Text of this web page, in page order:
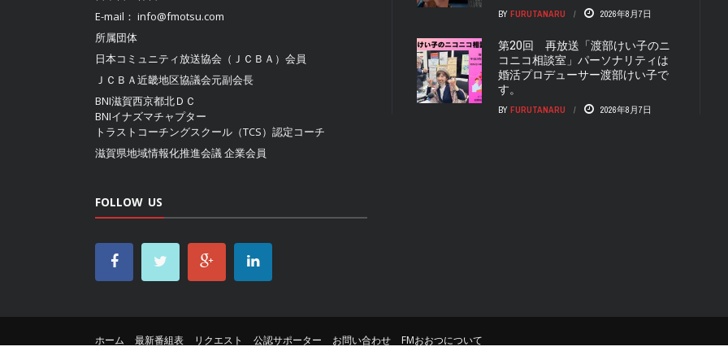
E-mail： info@fmotsu.com
所属団体
日本コミュニティ放送協会（ＪＣＢＡ） 会員
ＪＣＢＡ近畿地区協議会元副会長
BNI滋賀西京都北ＤＣ
BNIイナズマチャプター
トラストコーチングスクール（TCS）認定コーチ
滋賀県地域情報化推進会議 企業会員
FOLLOW US
BY FURUTANARU 2026年8月7日
第20回 再放送「渡部けい子のニ
コニコ相談室」パーソナリティは
婚活プロデューサー渡部けい子で
す。
BY FURUTANARU 2026年8月7日
ホーム 最新番組表 リクエスト 公認サポーター お問い合わせ FMおおつについて